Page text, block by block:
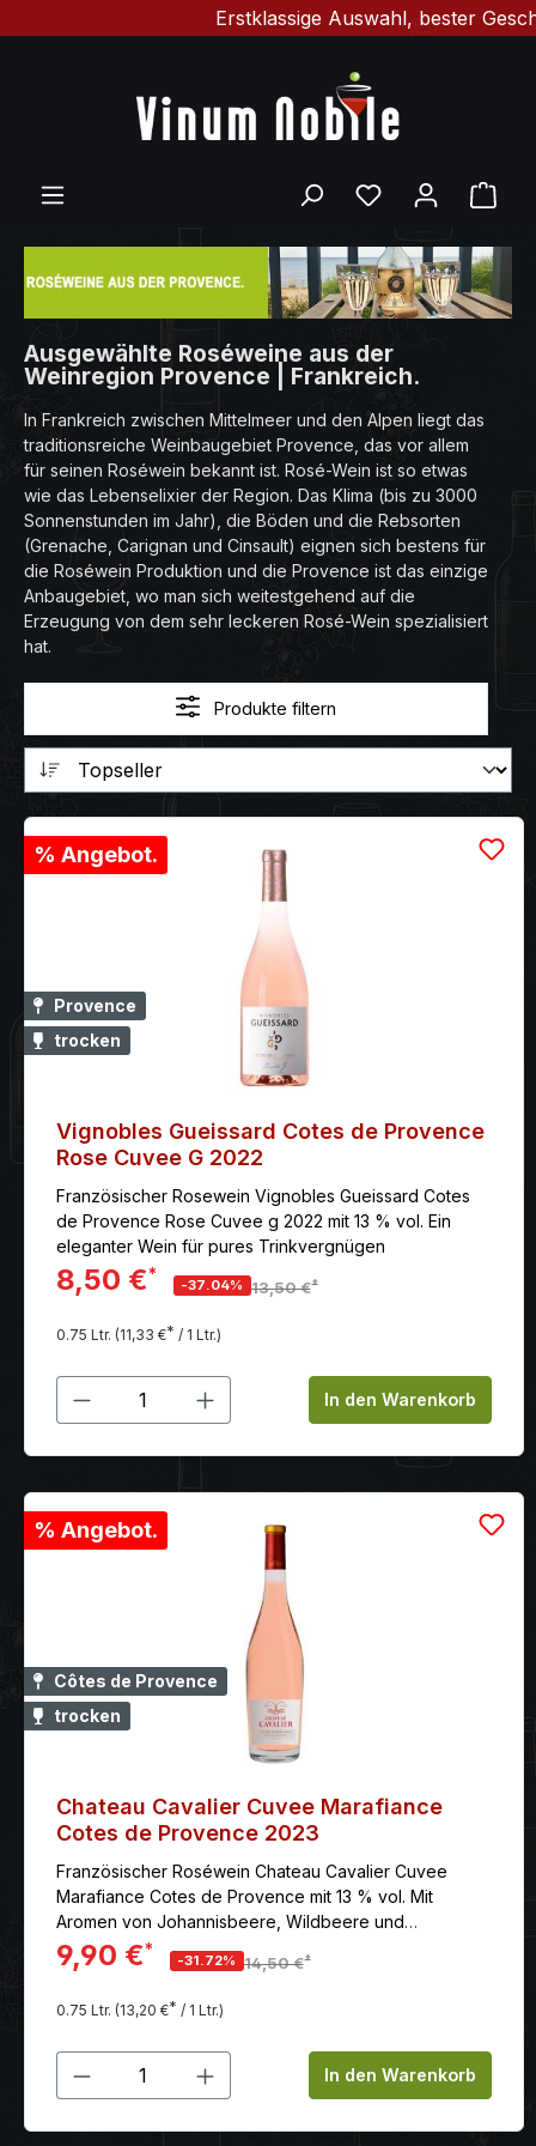
Zum Hauptinhalt springenErstklassige Auswahl, bester
Du hast 0
Ausgewählte Roséweine aus der
Weinregion Provence | Frankreich.
In Frankreich zwischen Mittelmeer und den Alpen liegt das
traditionsreiche Weinbaugebiet Provence, das vor allem
für seinen Roséwein bekannt ist. Rosé-Wein ist so etwas
wie das Lebenselixier der Region. Das Klima (bis zu 3000
Sonnenstunden im Jahr), die Böden und die Rebsorten
(Grenache, Carignan und Cinsault) eignen sich bestens für
die Roséwein Produktion und die Provence ist das einzige
Anbaugebiet, wo man sich weitestgehend auf die
Erzeugung von dem sehr leckeren Rosé-Wein spezialisiert
hat.
Produkte filtern
% Angebot.
Provence
trocken
Vignobles Gueissard Cotes de Provence
Rose Cuvee G 2022
Französischer Rosewein Vignobles Gueissard Cotes
de Provence Rose Cuvee g 2022 mit 13 % vol. Ein
eleganter Wein für pures Trinkvergnügen
8,50 €*
-37.04% 13,50 €*
0.75 Ltr. (11,33 €* / 1 Ltr.)
Produkt Anzahl: Gib denIn den Warenkorb
% Angebot.
Côtes de Provence
trocken
Chateau Cavalier Cuvee Marafiance
Cotes de Provence 2023
Französischer Roséwein Chateau Cavalier Cuvee
Marafiance Cotes de Provence mit 13 % vol. Mit
Aromen von Johannisbeere, Wildbeere und
Pampelmuse. Harmonisch, rund, saftig, frisch,
mineralisch. Das Chateau: Das Château Cavalier ist seit
dem Jahre 2000 Eigentum von Pierre Castel. Diese
Domäne produziert ausschließlich Rosé-Weine von
bester Qualität. Dank einer gelungenen
Umstrukturierung der Domäne und umfangreicher
Investitionen in die Kellereien kann das Château heute
9,90 €*
-31.72% 14,50 €*
0.75 Ltr. (13,20 €* / 1 Ltr.)
Produkt Anzahl: Gib denIn den Warenkorb